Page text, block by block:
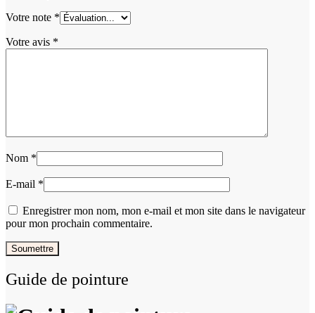
Votre note *
Votre avis *
Nom *
E-mail *
Enregistrer mon nom, mon e-mail et mon site dans le navigateur
pour mon prochain commentaire.
Guide de pointure